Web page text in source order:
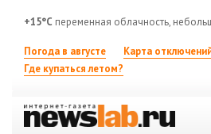
+15°C переменная облачность,
Погода в августе Карта
Где купаться летом?